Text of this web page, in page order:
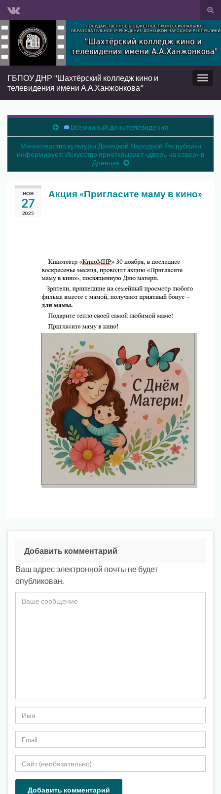
Вкл/
Search for:
Вкл/
ГБПОУ ДНР "Шахтёрский колледж кино и
телевидения имени А.А.Ханжонкова"
Всемирный день телевидения
Министерство культуры Донецкой Народной Республики
информирует: Искусство приоткрывает «дверь на север» в
Донецке
НОЯ
27
2025
Акция «Пригласите маму в кино»
Добавить комментарий
Ваш адрес электронной почты не будет
опубликован.